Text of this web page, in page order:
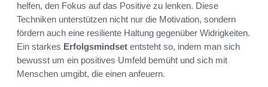
helfen, den Fokus auf das Positive zu lenken. Diese
Techniken unterstützen nicht nur die Motivation, sondern
fördern auch eine resiliente Haltung gegenüber Widrigkeiten.
Ein starkes Erfolgsmindset entsteht so, indem man sich
bewusst um ein positives Umfeld bemüht und sich mit
Menschen umgibt, die einen anfeuern.